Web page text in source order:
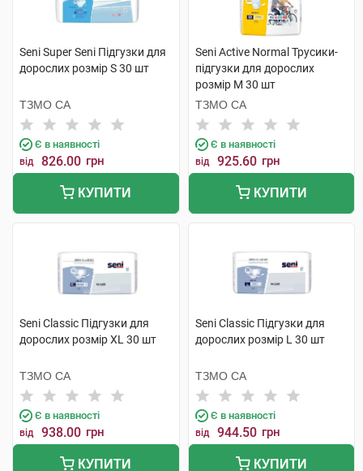
Seni Super Seni Підгузки для
дорослих розмір S 30 шт
ТЗМО СА
Є в наявності
від 826.00 грн
КУПИТИ
Seni Active Normal Трусики-
підгузки для дорослих
розмір M 30 шт
ТЗМО СА
Є в наявності
від 925.60 грн
КУПИТИ
Seni Classic Підгузки для
дорослих розмір XL 30 шт
ТЗМО СА
Є в наявності
від 938.00 грн
КУПИТИ
Seni Classic Підгузки для
дорослих розмір L 30 шт
ТЗМО СА
Є в наявності
від 944.50 грн
КУПИТИ